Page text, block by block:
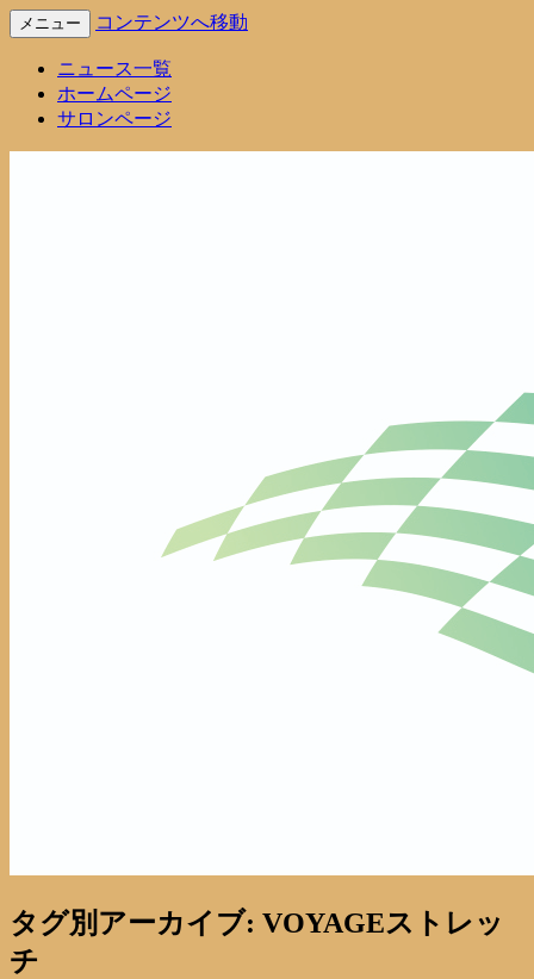
Voyage Infomation
株式会社Voyage 最新情報
メニュー コンテンツへ移動
ニュース一覧
ホームページ
サロンページ
タグ別アーカイブ: VOYAGEストレッ
チ